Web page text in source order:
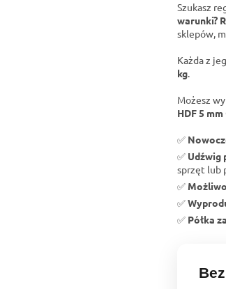
Szukasz
warunki?
sklepów,
Każda z
kg.
Możesz
HDF 5 mm
✅
✅ Udźwig
sprzęt lub
✅
✅
✅ Półka